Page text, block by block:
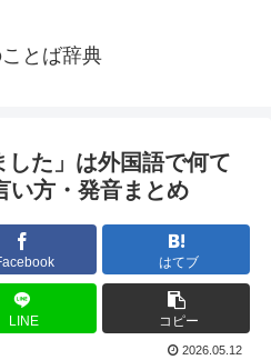
とば辞典
した」は外国語で何て
い方・発音まとめ
はてブ
LINE コピー
2026.05.12